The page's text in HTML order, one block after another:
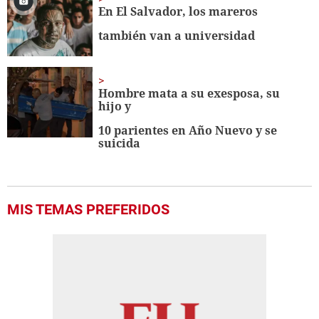
En El Salvador, los mareros
también van a universidad
Hombre mata a su exesposa, su
hijo y
10 parientes en Año Nuevo y se
suicida
MIS TEMAS PREFERIDOS